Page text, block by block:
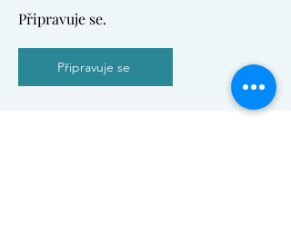
Připravuje se.
Připravuje se